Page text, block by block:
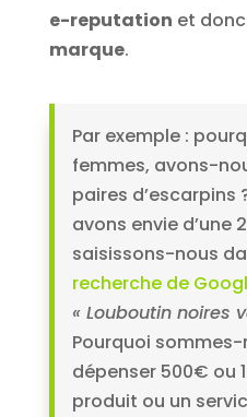
e-reputation et
marque.
Par exemple :
femmes, avons-
paires d’escarpins
avons envie d’une
saisissons-nous
recherche de
« Louboutin noires
Pourquoi
dépenser 500€ ou
produit ou un